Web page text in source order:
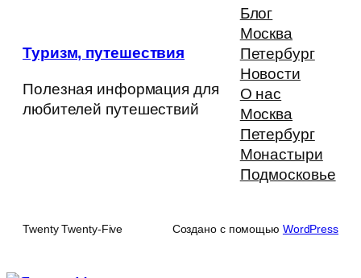
Туризм, путешествия
Полезная информация для
любителей путешествий
Блог
Москва
Петербург
Новости
О нас
Москва
Петербург
Монастыри
Подмосковье
Twenty Twenty-Five Создано с помощью WordPress